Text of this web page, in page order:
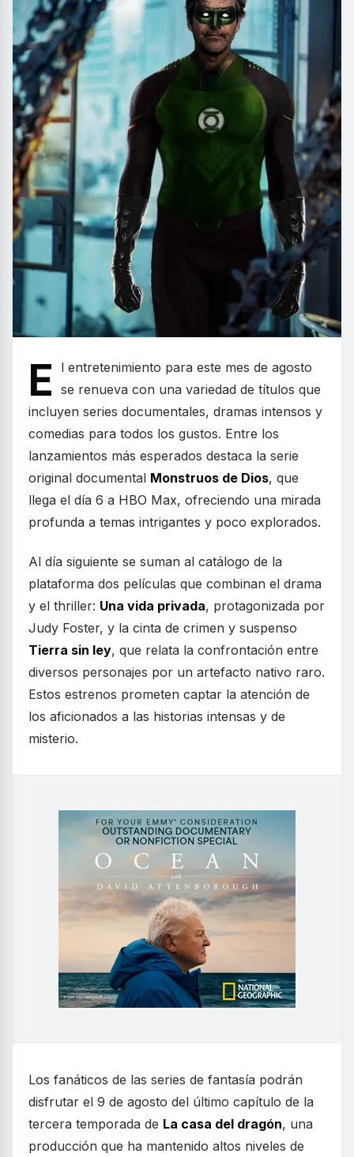
E
l entretenimiento para este mes de agosto
se renueva con una variedad de títulos que
incluyen series documentales, dramas intensos y
comedias para todos los gustos. Entre los
lanzamientos más esperados destaca la serie
original documental Monstruos de Dios, que
llega el día 6 a HBO Max, ofreciendo una mirada
profunda a temas intrigantes y poco explorados.
Al día siguiente se suman al catálogo de la
plataforma dos películas que combinan el drama
y el thriller: Una vida privada, protagonizada por
Judy Foster, y la cinta de crimen y suspenso
Tierra sin ley, que relata la confrontación entre
diversos personajes por un artefacto nativo raro.
Estos estrenos prometen captar la atención de
los aficionados a las historias intensas y de
misterio.
Los fanáticos de las series de fantasía podrán
disfrutar el 9 de agosto del último capítulo de la
tercera temporada de La casa del dragón, una
producción que ha mantenido altos niveles de